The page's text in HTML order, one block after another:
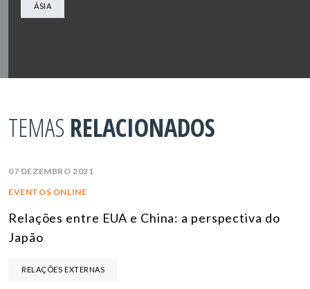
ÁSIA
TEMAS RELACIONADOS
07 DEZEMBRO 2021
EVENTOS ONLINE
Relações entre EUA e China: a perspectiva do
Japão
RELAÇÕES EXTERNAS